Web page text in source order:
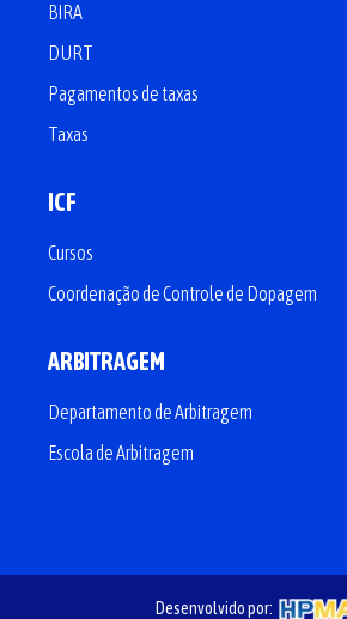
BIRA
DURT
Pagamentos de taxas
Taxas
ICF
Cursos
Coordenação de Controle de Dopagem
ARBITRAGEM
Departamento de Arbitragem
Escola de Arbitragem
Desenvolvido por: